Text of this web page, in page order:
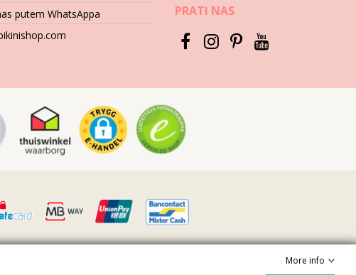
putem WhatsAppa
PRATI NAS
More info